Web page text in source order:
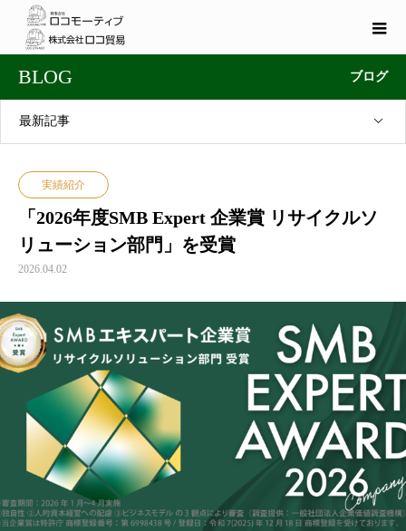
BLOG ブログ
最新記事
実績紹介
「2026年度SMB Expert 企業賞 リサイクルソ
リューション部門」を受賞
2026.04.02